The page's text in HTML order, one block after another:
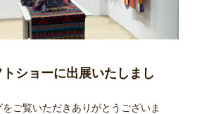
ショーに出展いたしまし
ご覧いただきありがとうございま